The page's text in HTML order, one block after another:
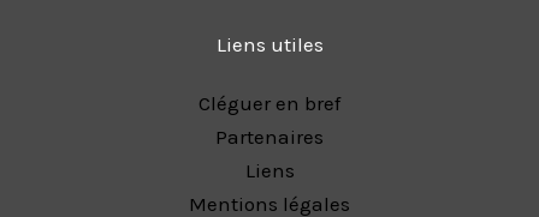
Liens utiles
Cléguer en bref
Partenaires
Liens
Mentions légales